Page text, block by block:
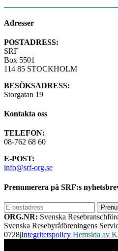
Adresser
POSTADRESS:
SRF
Box 5501
114 85 STOCKHOLM
BESÖKSADRESS:
Storgatan 19
Kontakta oss
TELEFON:
08-762 68 60
E-POST:
info@srf-org.se
Prenumerera på SRF:s
ORG.NR: Svenska
Svenska Resebyråföreningens
0728|Integritetspolicy Hemsida av